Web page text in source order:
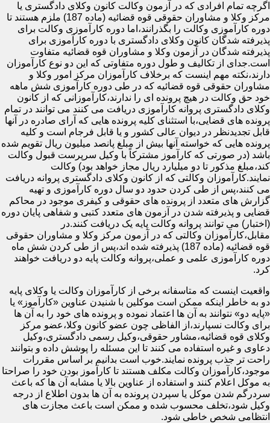
اگرچه تمام افرادی که در آزمون وکالت کانون وکلای دادگستری یا
مرکز وکلا و مشاوران حقوقی قوه قضائیه (ماده 187) ملزم هستند تا
دوره کارآموزی وکالت را بگذرانند،اما دوره کارآموزی وکالت برای
پذیرفته شدگان کانون وکلای دادگستری با دوره کارآموزی برای
پذیرفته شدگان در آزمون وکلا و مشاوران قوه قضائیه متفاوت
است.جدای از تکالیف و طول دوره متفاوتی که این دو نوع کارآموزان
دارند،نکته مهم اینست که برخلاف کارآموزان مرکز امور وکلا و
مشاوران حقوقی قوه قضائیه که در طی دوره کارآموزی شش ماهه
خود حق وکالت در هیچ پرونده ای را ندارند،کارآموزانی که از کانون
وکلای دادگستری پروانه کارآموزی دریافت می کنند می توانند در تمام
پرونده های قضایی،با استثنای کلیه پرونده هایی که آرای صادره در آنها
قابل تجدیدنظر در دیوان عالی کشور و یا قابل فرجام است و کلیه
پرونده هایی که خواسته آنها بیش از مبلغ پانصد میلیون ریال تقویم شده
باشد (در صورتی که کارآموز مشترکاً با وکیل سرپرست قبول وکالت
کند،مبلغ مذکور تا دو میلیارد ریال مجاز خواهد بود) وکالت
نمایند.کارآموزان وکالتی که از کانون وکلای دادگستری پروانه دریافت
می کنند،پس از طی کردن حدود دو سال دوره کارآموزی و تهیه
گزارش های متعدد از پرونده های حقوقی و کیفری موجود در محاکم
قضایی و پذیرفته شدن در آزمون های متعدد کتبی و شفاهی پایان دوره
(اختبار) می توانند پروانه وکالت پایه یک دریافت کنند.در
مقابل،کارآموزان وکالتی که در آزمون مرکز وکلا و مشاوران حقوقی
قوه قضائیه (ماده 187) پذیرفته شده اند،پس از طی کردن شش ماه
دوره کارآموزی علمی و عملی،پروانه وکالت پایه دو دریافت خواهند
کرد.
واقعیت اینست که متاسفانه برخی از کارآموزان وکالت یا وکلای پایه
دو به خاطر اینکه ممکن است موکلین با شنیدن عناوین «کارآموز» یا
«پایه دو» نتوانند به آن ها اعتماد نموده و پرونده های خود را به آن ها
برای وکالت نسپارند،از الفاظی چون عضو کانون وکلا،عضو مرکز
وکلای قوه قضائیه،مشاور حقوقی،وکیل رسمی دادگستری،وکیل
دعاوی و غیره استفاده می کنند تا این مسئله را پوشش داده و بتوانند
راحت تر جذب پرونده نمایند.خوب است بدانیم بر اساس مقررات
موجود،کارآموزان وکالت مکلف هستند تا کارآموز بودن خود را صراحتا
به موکل اعلام کنند و استفاده از عناوین بالا یا مشابه آن ها که باعث
سردرگم شدن موکل یا سپردن پرونده به آن ها بدون اطلاع از درجه
وکیل شود،تخلف محسوب شده و ممکن است باعث مجازت های
انتظامی شخص خاطی شود.